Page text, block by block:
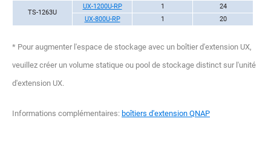
TS-1263U
UX-1200U-RP 1
24
UX-800U-RP
1 20
* Pour augmenter l'espace de stockage avec un boîtier d'extension UX,
veuillez créer un volume statique ou pool de stockage distinct sur l'unité
d'extension UX.
Informations complémentaires: boîtiers d'extension QNAP